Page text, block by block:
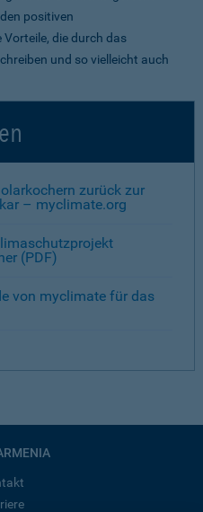
positiven
die durch das
und so vielleicht auch
zurück zur
– myclimate.org
(PDF)
von myclimate für das